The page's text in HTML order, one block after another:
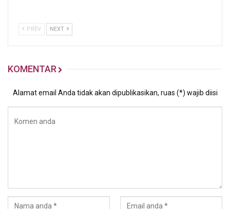
PREV NEXT
KOMENTAR
Alamat email Anda tidak akan dipublikasikan, ruas (*) wajib diisi